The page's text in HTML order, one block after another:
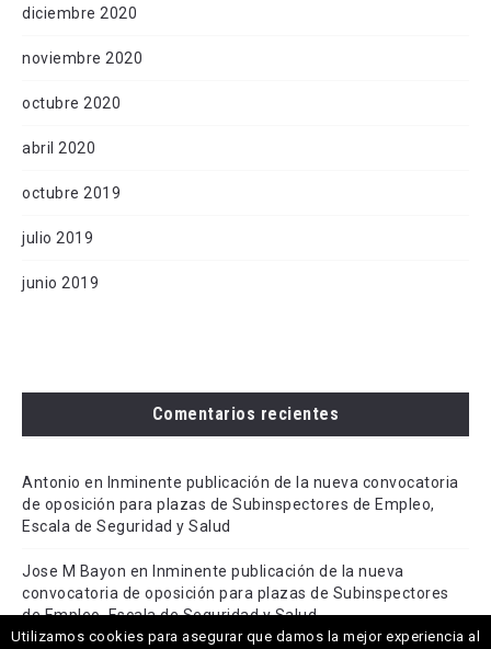
diciembre 2020
noviembre 2020
octubre 2020
abril 2020
octubre 2019
julio 2019
junio 2019
Comentarios recientes
Antonio en Inminente publicación de la nueva convocatoria
de oposición para plazas de Subinspectores de Empleo,
Escala de Seguridad y Salud
Jose M Bayon en Inminente publicación de la nueva
convocatoria de oposición para plazas de Subinspectores
de Empleo, Escala de Seguridad y Salud
Utilizamos cookies para asegurar que damos la mejor experiencia al